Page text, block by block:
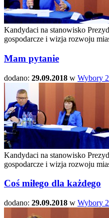
Kandydaci na stanowisko
gospodarcze i wizja rozwoju
Mam pytanie
dodano: 29.09.2018 w Wybory
Kandydaci na stanowisko
gospodarcze i wizja rozwoju
Coś miłego dla każdego
dodano: 29.09.2018 w Wybory